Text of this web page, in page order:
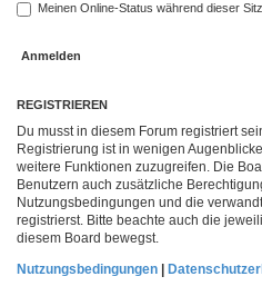
Meinen Online-Status während dieser
REGISTRIEREN
Du musst in diesem Forum registriert
Registrierung ist in wenigen
weitere Funktionen zuzugreifen. Die
Benutzern auch zusätzliche
Nutzungsbedingungen und die
registrierst. Bitte beachte auch die
diesem Board bewegst.
Nutzungsbedingungen |